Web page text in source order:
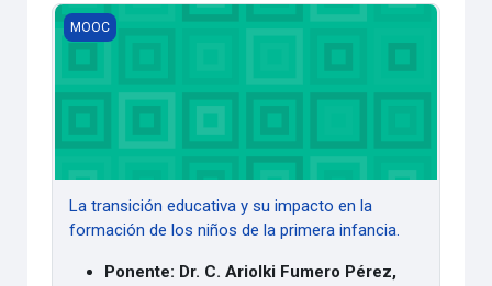
La transición educativa y su impacto en la formación de
MOOC
La transición educativa y su impacto en la
formación de los niños de la primera infancia.
Ponente: Dr. C. Ariolki Fumero Pérez,